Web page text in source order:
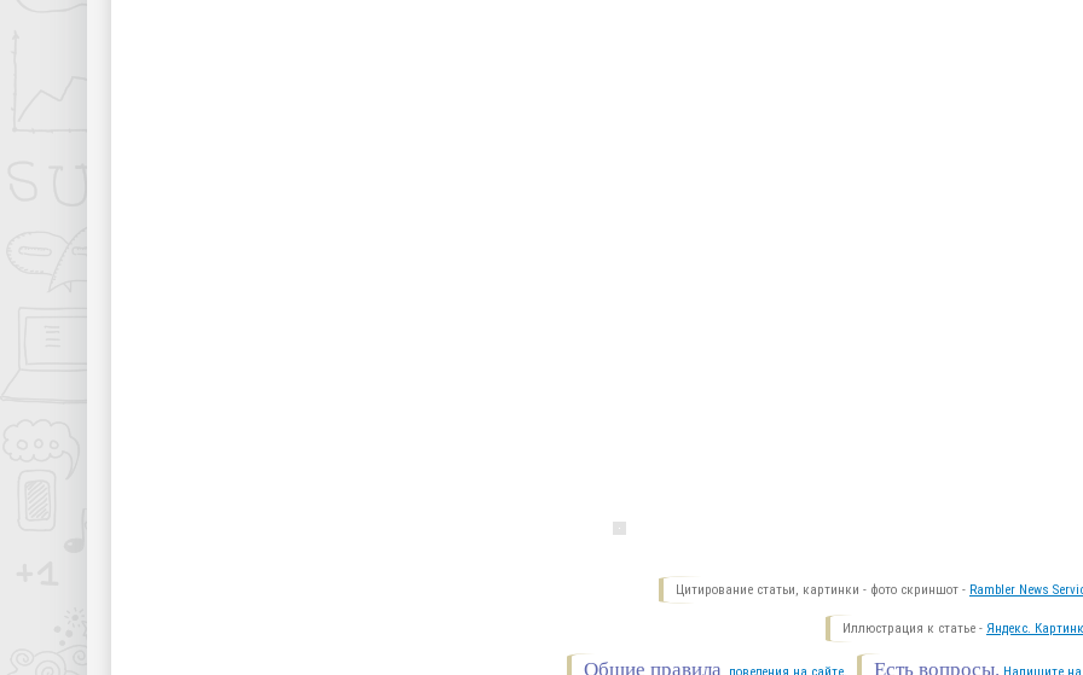
Цитирование статьи, картинки - фото скриншот - Rambler News
Иллюстрация к статье - Яндекс.
Есть вопросы.
Общие правила